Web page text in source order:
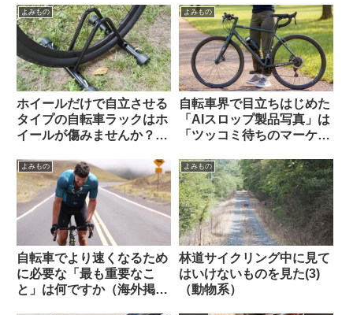
よみもの
ホイールだけで自立させる
タイプの自転車ラックはホ
イールが傷みませんか？
から）Felgenkiller
よみもの
自転車界で目立ちはじめた
「AIスロップ製品写真」は
「ツッコミ待ちのマーケテ
Van Rysel】
よみもの
自転車でより速くなるため
に必要な「最も重要なこ
と」は何ですか（海外掲示
よみもの
林道サイクリング中に見て
はいけないものを見た(3)
（動物系）